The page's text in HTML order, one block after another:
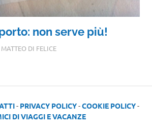
non serve più!
MATTEO DI FELICE
- PRIVACY POLICY-COOKIE POLICY-
DI VIAGGI E VACANZE